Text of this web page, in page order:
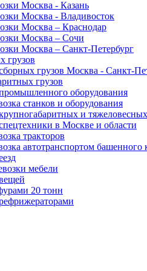
Москва - Казань
Москва - Владивосток
Москва – Краснодар
Москва – Сочи
Москва – Санкт-Петербург
грузов
грузов Москва - Санкт-
грузов
оборудования
станков и оборудования
и
в Москве и области
тракторов
автотранспортом башенного
мебели
20 тонн